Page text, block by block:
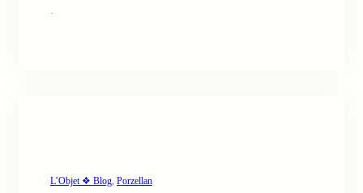
·
L’Objet ❖ Blog, Porzellan